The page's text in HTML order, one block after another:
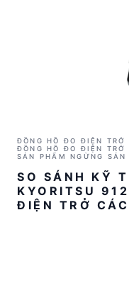
ĐỒNG HỒ ĐO ĐIỆN TRỞ
(1000V/2GΩ)
ĐỒNG HỒ ĐO ĐIỆN TRỞ
SẢN PHẨM NGỪNG SẢN
SO SÁNH KỸ
KYORITSU
ĐIỆN TRỞ